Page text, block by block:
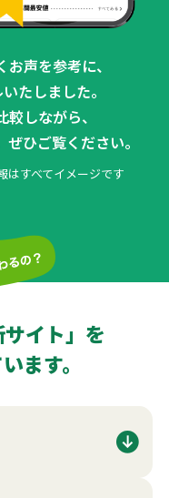
声を参考に、
たしました。
しながら、
ひご覧ください。
すべてイメージです
サイト」を
ます。